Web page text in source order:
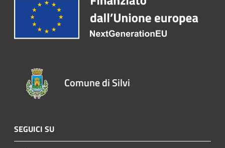
Comune di Silvi
SEGUICI SU